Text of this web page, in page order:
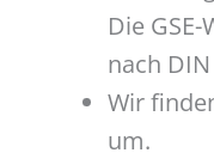
Die
nach
Wir
um.